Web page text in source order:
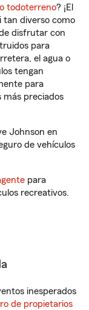
todoterreno? ¡El
tan diverso como
disfrutar con
para
el agua o
tengan
para
más preciados
Johnson en
de vehículos
para
recreativos.
inesperados
de propietarios